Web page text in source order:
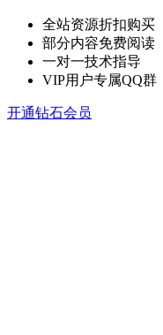
全站资源折扣购买
部分内容免费阅读
一对一技术指导
VIP用户专属QQ群
开通钻石会员